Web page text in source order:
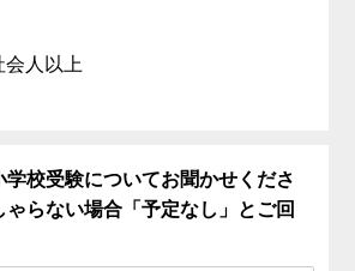
会人以上
学校受験についてお聞かせくださ
ゃらない場合「予定なし」とご回